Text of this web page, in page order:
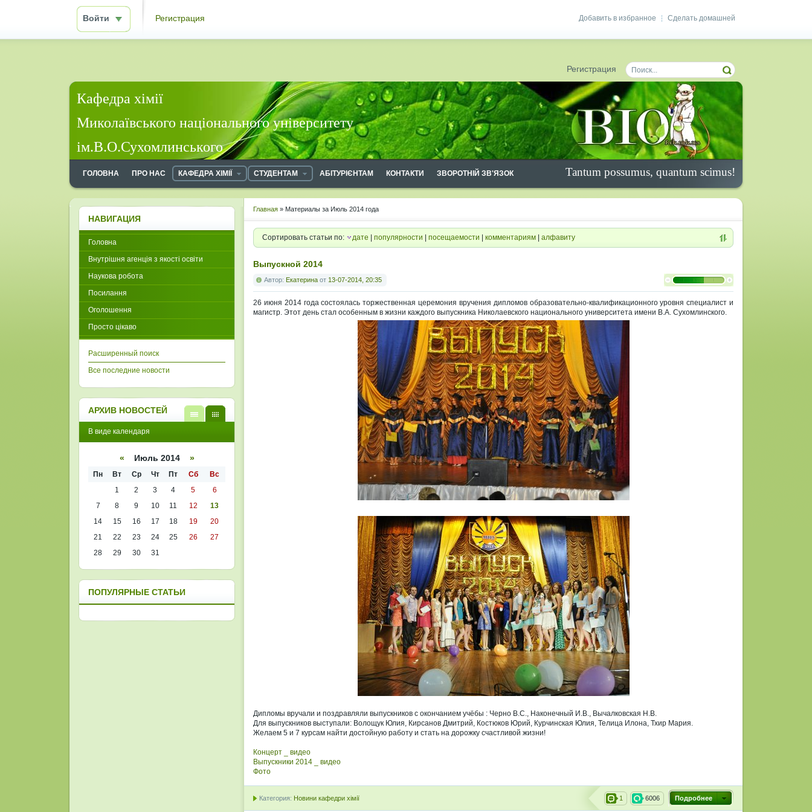
Сделать домашней
Добавить в избранное
Войти Регистрация
Регистрация
Кафедра хімії
Миколаївського національного університету
ім.В.О.Сухомлинського
Tantum possumus, quantum scimus!
ГОЛОВНА ПРО НАС КАФЕДРА ХІМІЇ СТУДЕНТАМ АБІТУРІЄНТАМ КОНТАКТИ ЗВОРОТНІЙ ЗВ'ЯЗОК
Главная » Материалы за Июль 2014 года
Сортировать статьи по: дате популярности посещаемости комментариям алфавиту
Выпускной 2014
Автор: Екатерина от 13-07-2014, 20:35
26 июня 2014 года состоялась торжественная церемония вручения дипломов образовательно-квалификационного уровня специалист и
магистр. Этот день стал особенным в жизни каждого выпускника Николаевского национального университета имени В.А. Сухомлинского.
Дипломы вручали и поздравляли выпускников с окончанием учёбы : Черно В.С., Наконечный И.В., Вычалковская Н.В.
Для выпускников выступали: Волощук Юлия, Кирсанов Дмитрий, Костюков Юрий, Курчинская Юлия, Телица Илона, Тхир Мария.
Желаем 5 и 7 курсам найти достойную работу и стать на дорожку счастливой жизни!
Концерт _ видео
Выпускники 2014 _ видео
Фото
Подробнее
6006
1
Категория: Новини кафедри хімії
НАВИГАЦИЯ
Головна
Внутрішня агенція з якості освіти
Наукова робота
Посилання
Оголошення
Просто цікаво
Расширенный поиск
Все последние новости
АРХИВ НОВОСТЕЙ
кален
списк
В виде календаря
« Июль 2014 »
Пн Вт Ср Чт Пт Сб
Вс
1
2 3 4 5
6
7
8 9 10 11 12
13
14
15 16 17 18 19
20
21
22 23 24 25 26
27
28
29 30 31
ПОПУЛЯРНЫЕ СТАТЬИ